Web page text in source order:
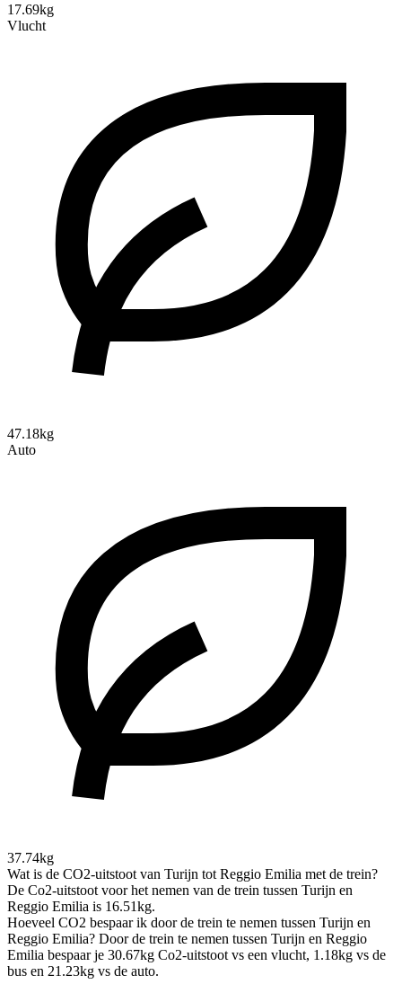
17.69kg
Vlucht
47.18kg
Auto
37.74kg
Wat is de CO2-uitstoot van Turijn tot Reggio Emilia met de trein?
De Co2-uitstoot voor het nemen van de trein tussen Turijn en
Reggio Emilia is 16.51kg.
Hoeveel CO2 bespaar ik door de trein te nemen tussen Turijn en
Reggio Emilia? Door de trein te nemen tussen Turijn en Reggio
Emilia bespaar je 30.67kg Co2-uitstoot vs een vlucht, 1.18kg vs de
bus en 21.23kg vs de auto.